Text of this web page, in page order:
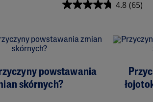
4.8 (65)
powstawania
skórnych?